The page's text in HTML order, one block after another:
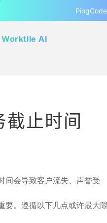
超大容量的企业级网盘
探索各行各业在 Worktile 上的最
践
投资者关系
Worktile AI
止时间
间会导致客户流失、声誉受
要。遵循以下几点或许最大